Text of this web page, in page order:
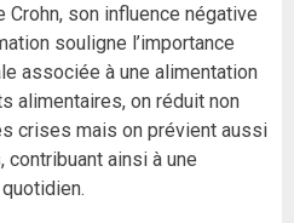
Crohn, son influence négative
souligne l’importance
associée à une alimentation
alimentaires, on réduit non
crises mais on prévient aussi
ainsi à une